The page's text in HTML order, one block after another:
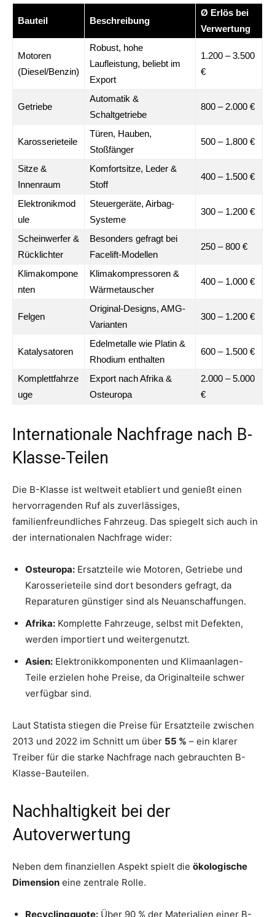
Bauteil Beschreibung
Ø Erlös bei
Verwertung
Motoren
(Diesel/Benzin)
Robust, hohe
Laufleistung, beliebt im
Export
1.200 – 3.500
€
Getriebe
Automatik &
Schaltgetriebe
800 – 2.000 €
Karosserieteile
Türen, Hauben,
Stoßfänger
500 – 1.800 €
Sitze &
Innenraum
Komfortsitze, Leder &
Stoff
400 – 1.500 €
Elektronikmod
ule
Steuergeräte, Airbag-
Systeme
300 – 1.200 €
Scheinwerfer &
Rücklichter
Besonders gefragt bei
Facelift-Modellen
250 – 800 €
Klimakompone
nten
Klimakompressoren &
Wärmetauscher
400 – 1.000 €
Felgen
Original-Designs, AMG-
Varianten
300 – 1.200 €
Katalysatoren
Edelmetalle wie Platin &
Rhodium enthalten
600 – 1.500 €
Komplettfahrze
uge
Export nach Afrika &
Osteuropa
2.000 – 5.000
€
Internationale Nachfrage nach B-
Klasse-Teilen
Die B-Klasse ist weltweit etabliert und genießt einen
hervorragenden Ruf als zuverlässiges,
familienfreundliches Fahrzeug. Das spiegelt sich auch in
der internationalen Nachfrage wider:
Osteuropa: Ersatzteile wie Motoren, Getriebe und
Karosserieteile sind dort besonders gefragt, da
Reparaturen günstiger sind als Neuanschaffungen.
Afrika: Komplette Fahrzeuge, selbst mit Defekten,
werden importiert und weitergenutzt.
Asien: Elektronikkomponenten und Klimaanlagen-
Teile erzielen hohe Preise, da Originalteile schwer
verfügbar sind.
Laut Statista stiegen die Preise für Ersatzteile zwischen
2013 und 2022 im Schnitt um über 55 % – ein klarer
Treiber für die starke Nachfrage nach gebrauchten B-
Klasse-Bauteilen.
Nachhaltigkeit bei der
Autoverwertung
Neben dem finanziellen Aspekt spielt die ökologische
Dimension eine zentrale Rolle.
Recyclingquote: Über 90 % der Materialien einer B-